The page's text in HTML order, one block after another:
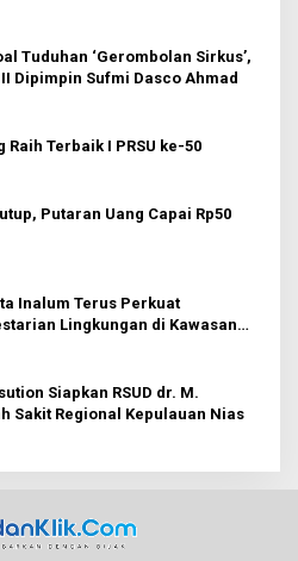
Tuduhan ‘Gerombolan Sirkus’,
Dipimpin Sufmi Dasco Ahmad
Terbaik I PRSU ke-50
Putaran Uang Capai Rp50
Inalum Terus Perkuat
Lingkungan di Kawasan
Siapkan RSUD dr. M.
Sakit Regional Kepulauan Nias